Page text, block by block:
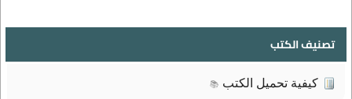
تصنيف الكتب
كيفية تحميل الكتب 📚